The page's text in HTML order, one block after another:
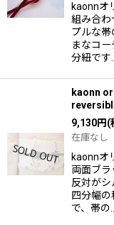
kaonnオ
組み合わ
プルな
まなコ
分紐です…
kaonn
9,130円(
在庫なし
kaonnオ
両面ブラ
反対がシ
四分幅
で、帯の…